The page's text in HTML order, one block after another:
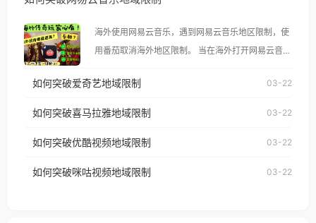
示语。 海外用户如香港、澳门、台湾、美国、加拿
像其他音乐平台一样，出现地区及版权限制问题，且
仅能在中国大陆地区播放。 遇到这个问题的朋友们，
使用番茄回国加速器，即可解决「海外用户收听腾讯
台湾、美国、加拿大、澳大利亚、欧洲等国家和地区
权限制所困扰。
海外使用网易云音乐，遇到网易云音乐地区限制，使
用番茄取消海外地区限制。 当在海外打开网易云音
播放”的提示语。 海外用户如香港、澳门、台湾、美
国、加拿大、澳大利亚、欧洲等国家和地区时，网易
制问题，且仅能在中国大陆地区播放。 遇到这个问题
户收听网易云音乐地区版权限制」的问题，无论人在
如何突破爱奇艺地域限制 03-22
如何突破喜马拉雅地域限制 03-22
如何突破优酷视频地域限制 03-22
如何突破咪咕视频地域限制 03-22